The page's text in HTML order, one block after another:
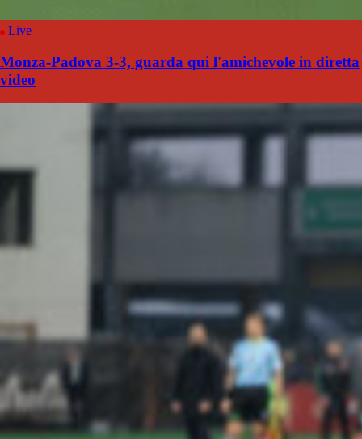
Live
Monza-Padova 3-3, guarda qui l'amichevole in diretta
video